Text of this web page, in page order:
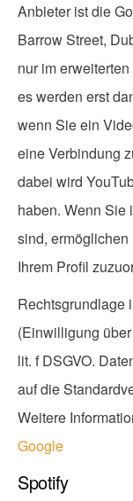
Anbieter ist die
Barrow Street,
nur im
es werden erst
wenn Sie ein
eine Verbindung
dabei wird
haben. Wenn Sie
sind,
Ihrem Profil
Rechtsgrundlage
(Einwilligung
lit. f DSGVO.
auf die
Weitere
Google
Spotify